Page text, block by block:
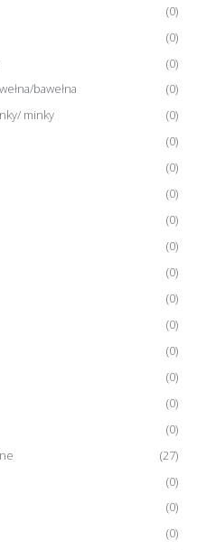
(0)
(0)
(0)
bawełna
(0)
minky
(0)
(0)
(0)
(0)
(0)
(0)
(0)
(0)
(0)
(0)
(0)
(0)
(0)
(27)
(0)
(0)
(0)